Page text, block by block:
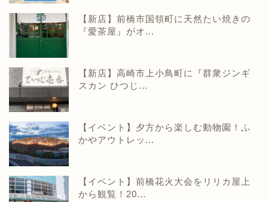
【新店】前橋市国領町に天然たい焼きの
『愛茶屋』がオ...
【新店】高崎市上小鳥町に『群衆ジンギ
スカン ひつじ...
【イベント】夕方から楽しむ動物園！ふ
かやアウトレッ...
【イベント】前橋花火大会をリリカ屋上
から観覧！20...